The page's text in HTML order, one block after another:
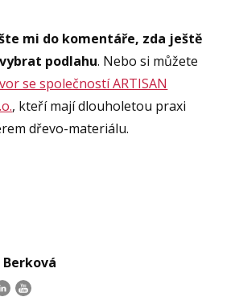
mi do komentáře, zda ještě
podlahu. Nebo si můžete
se společností ARTISAN
, kteří mají dlouholetou praxi
dřevo-materiálu.
Berková